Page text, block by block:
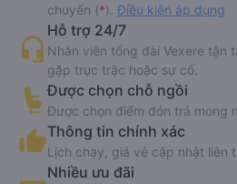
chuyển (*). Điều kiện áp dụng
Hỗ trợ 24/7
Nhân viên tổng đài Vexere tận
gặp trục trặc hoặc sự cố.
Được chọn chỗ ngồi
Được chọn điểm đón trả mong
Thông tin chính xác
Lịch chạy, giá vé cập nhật liên
Nhiều ưu đãi